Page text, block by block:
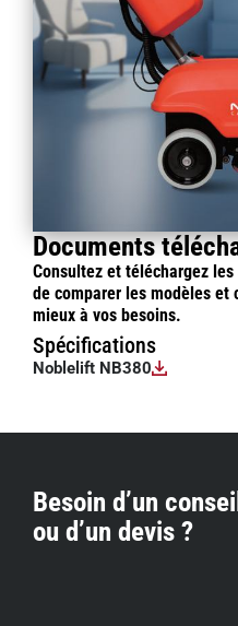
Documents
Consultez et téléchargez
de comparer les modèles
mieux à vos besoins.
Spécifications
Noblelift NB380
Besoin d’un
ou d’un devis ?